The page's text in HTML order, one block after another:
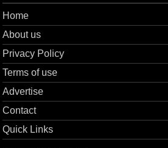
Home
About us
Privacy Policy
Terms of use
Advertise
Contact
Quick Links